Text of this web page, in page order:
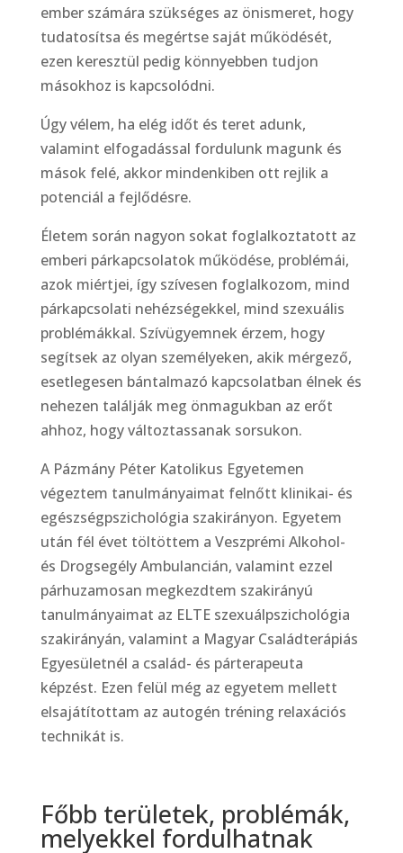
ember számára szükséges az önismeret, hogy
tudatosítsa és megértse saját működését,
ezen keresztül pedig könnyebben tudjon
másokhoz is kapcsolódni.
Úgy vélem, ha elég időt és teret adunk,
valamint elfogadással fordulunk magunk és
mások felé, akkor mindenkiben ott rejlik a
potenciál a fejlődésre.
Életem során nagyon sokat foglalkoztatott az
emberi párkapcsolatok működése, problémái,
azok miértjei, így szívesen foglalkozom, mind
párkapcsolati nehézségekkel, mind szexuális
problémákkal. Szívügyemnek érzem, hogy
segítsek az olyan személyeken, akik mérgező,
esetlegesen bántalmazó kapcsolatban élnek és
nehezen találják meg önmagukban az erőt
ahhoz, hogy változtassanak sorsukon.
A Pázmány Péter Katolikus Egyetemen
végeztem tanulmányaimat felnőtt klinikai- és
egészségpszichológia szakirányon. Egyetem
után fél évet töltöttem a Veszprémi Alkohol-
és Drogsegély Ambulancián, valamint ezzel
párhuzamosan megkezdtem szakirányú
tanulmányaimat az ELTE szexuálpszichológia
szakirányán, valamint a Magyar Családterápiás
Egyesületnél a család- és párterapeuta
képzést. Ezen felül még az egyetem mellett
elsajátítottam az autogén tréning relaxációs
technikát is.
Főbb területek, problémák,
melyekkel fordulhatnak